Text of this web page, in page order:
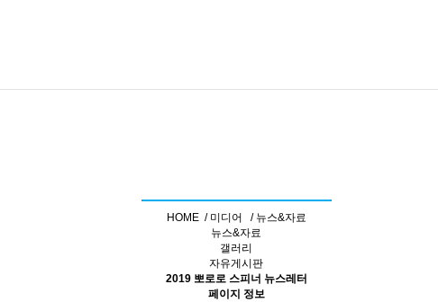
HOME / 미디어 / 뉴스&자료
뉴스&자료
갤러리
자유게시판
2019 뽀로로 스피너 뉴스레터
페이지 정보